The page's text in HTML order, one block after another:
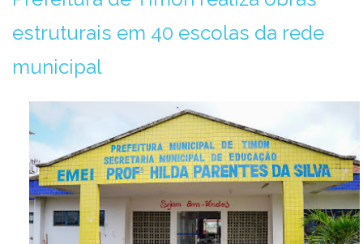
estruturais em 40 escolas da rede
municipal